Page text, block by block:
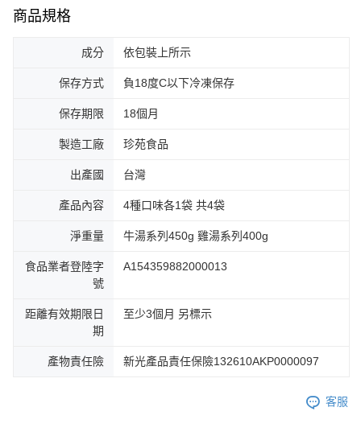
商品規格
成分 依包裝上所示
保存方式 負18度C以下冷凍保存
保存期限 18個月
製造工廠 珍苑食品
出產國 台灣
產品內容 4種口味各1袋 共4袋
淨重量 牛湯系列450g 雞湯系列400g
食品業者登陸字
號
A154359882000013
距離有效期限日
期
至少3個月 另標示
產物責任險 新光產品責任保險132610AKP0000097
客服